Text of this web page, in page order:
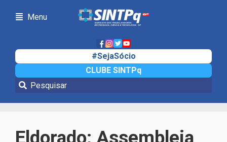
Menu
#SejaSócio
CLUBE SINTPq
Notícias